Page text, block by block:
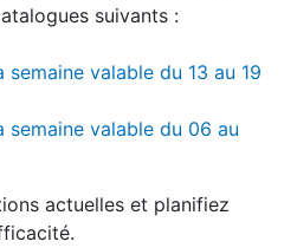
suivants :
semaine valable du 13 au 19
semaine valable du 06 au
actuelles et planifiez